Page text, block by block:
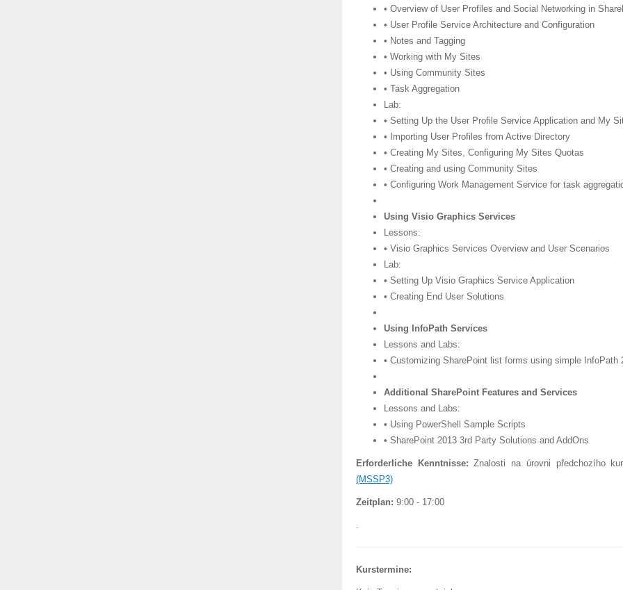
• Overview of User Profiles and Social Networking in
• User Profile Service Architecture and Configuration
• Notes and Tagging
• Working with My Sites
• Using Community Sites
• Task Aggregation
Lab:
• Setting Up the User Profile Service Application and My
• Importing User Profiles from Active Directory
• Creating My Sites, Configuring My Sites Quotas
• Creating and using Community Sites
• Configuring Work Management Service for task
Using Visio Graphics Services
Lessons:
• Visio Graphics Services Overview and User Scenarios
Lab:
• Setting Up Visio Graphics Service Application
• Creating End User Solutions
Using InfoPath Services
Lessons and Labs:
• Customizing SharePoint list forms using simple InfoPath
Additional SharePoint Features and Services
Lessons and Labs:
• Using PowerShell Sample Scripts
• SharePoint 2013 3rd Party Solutions and AddOns
Erforderliche Kenntnisse: Znalosti na úrovni předchozího
(MSSP3)
Zeitplan: 9:00 - 17:00
.
Kurstermine: